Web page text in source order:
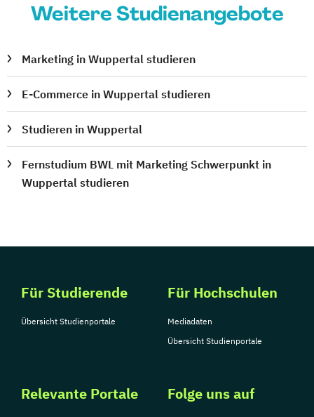
Weitere Studienangebote
Marketing in Wuppertal studieren
E-Commerce in Wuppertal studieren
Studieren in Wuppertal
Fernstudium BWL mit Marketing Schwerpunkt in
Wuppertal studieren
Für Studierende
Übersicht Studienportale
Für Hochschulen
Mediadaten
Übersicht Studienportale
Relevante Portale Folge uns auf